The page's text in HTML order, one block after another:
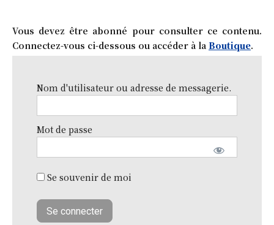
Vous devez être abonné pour consulter ce contenu.
Connectez-vous ci-dessous ou accéder à la Boutique.
Nom d'utilisateur ou adresse de messagerie.
Mot de passe
Se souvenir de moi